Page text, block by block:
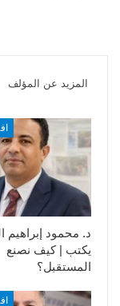
المزيد عن المؤلف
د. محمود إبراهيم
يكتب | كيف نصنع
المستقبل؟